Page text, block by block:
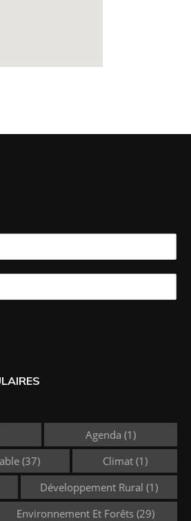
Agenda (1)
(37) Climat(1)
Développement Rural (1)
Environnement Et Forêts (29)